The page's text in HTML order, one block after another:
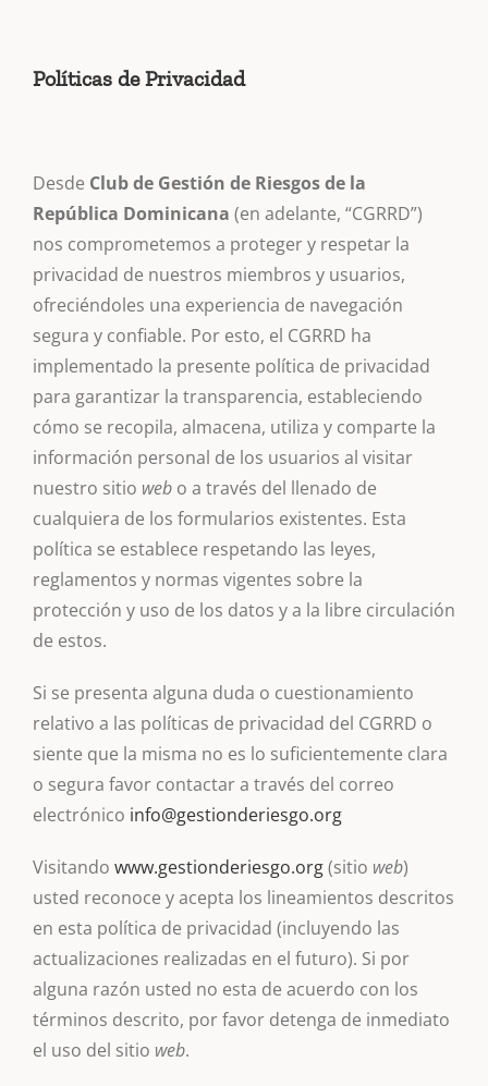
Políticas de Privacidad
Desde Club de Gestión de Riesgos de la
República Dominicana (en adelante, “CGRRD”)
nos comprometemos a proteger y respetar la
privacidad de nuestros miembros y usuarios,
ofreciéndoles una experiencia de navegación
segura y confiable. Por esto, el CGRRD ha
implementado la presente política de privacidad
para garantizar la transparencia, estableciendo
cómo se recopila, almacena, utiliza y comparte la
información personal de los usuarios al visitar
nuestro sitio webo a través del llenado de
cualquiera de los formularios existentes. Esta
política se establece respetando las leyes,
reglamentos y normas vigentes sobre la
protección y uso de los datos y a la libre circulación
de estos.
Si se presenta alguna duda o cuestionamiento
relativo a las políticas de privacidad del CGRRD o
siente que la misma no es lo suficientemente clara
o segura favor contactar a través del correo
electrónico info@gestionderiesgo.org
Visitando www.gestionderiesgo.org(sitio web)
usted reconoce y acepta los lineamientos descritos
en esta política de privacidad (incluyendo las
actualizaciones realizadas en el futuro). Si por
alguna razón usted no esta de acuerdo con los
términos descrito, por favor detenga de inmediato
el uso del sitio web.